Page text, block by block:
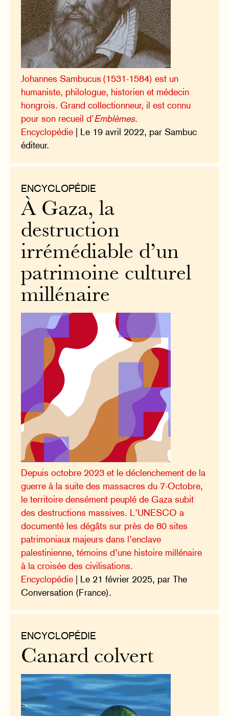
Johannes Sambucus (1531-1584) est un
humaniste, philologue, historien et médecin
hongrois. Grand collectionneur, il est connu
pour son recueil d’Emblèmes.
Encyclopédie | Le 19 avril 2022, par Sambuc
éditeur.
ENCYCLOPÉDIE
À Gaza, la
destruction
irrémédiable d’un
patrimoine culturel
millénaire
Depuis octobre 2023 et le déclenchement de la
guerre à la suite des massacres du 7-Octobre,
le territoire densément peuplé de Gaza subit
des destructions massives. L’UNESCO a
documenté les dégâts sur près de 80 sites
patrimoniaux majeurs dans l’enclave
palestinienne, témoins d’une histoire millénaire
à la croisée des civilisations.
Encyclopédie | Le 21 février 2025, par The
Conversation (France).
ENCYCLOPÉDIE
Canard colvert